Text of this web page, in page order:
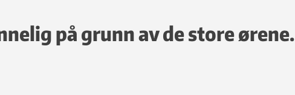
på grunn av de store ørene.